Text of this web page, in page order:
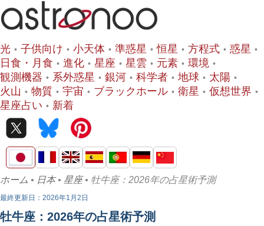
光 子供向け 小天体 準惑星 恒星 方程式
惑星
日食・月食
進化 星座 星雲 元素
環境
観測機器
系外惑星 銀河 科学者 地球
太陽
火山
物質 宇宙 ブラックホール 衛星
仮想世界
星座占い
新着
ホーム • 日本• 星座• 牡牛座：2026年の占星術予測
最終更新日：2026年1月2日
牡牛座：2026年の占星術予測